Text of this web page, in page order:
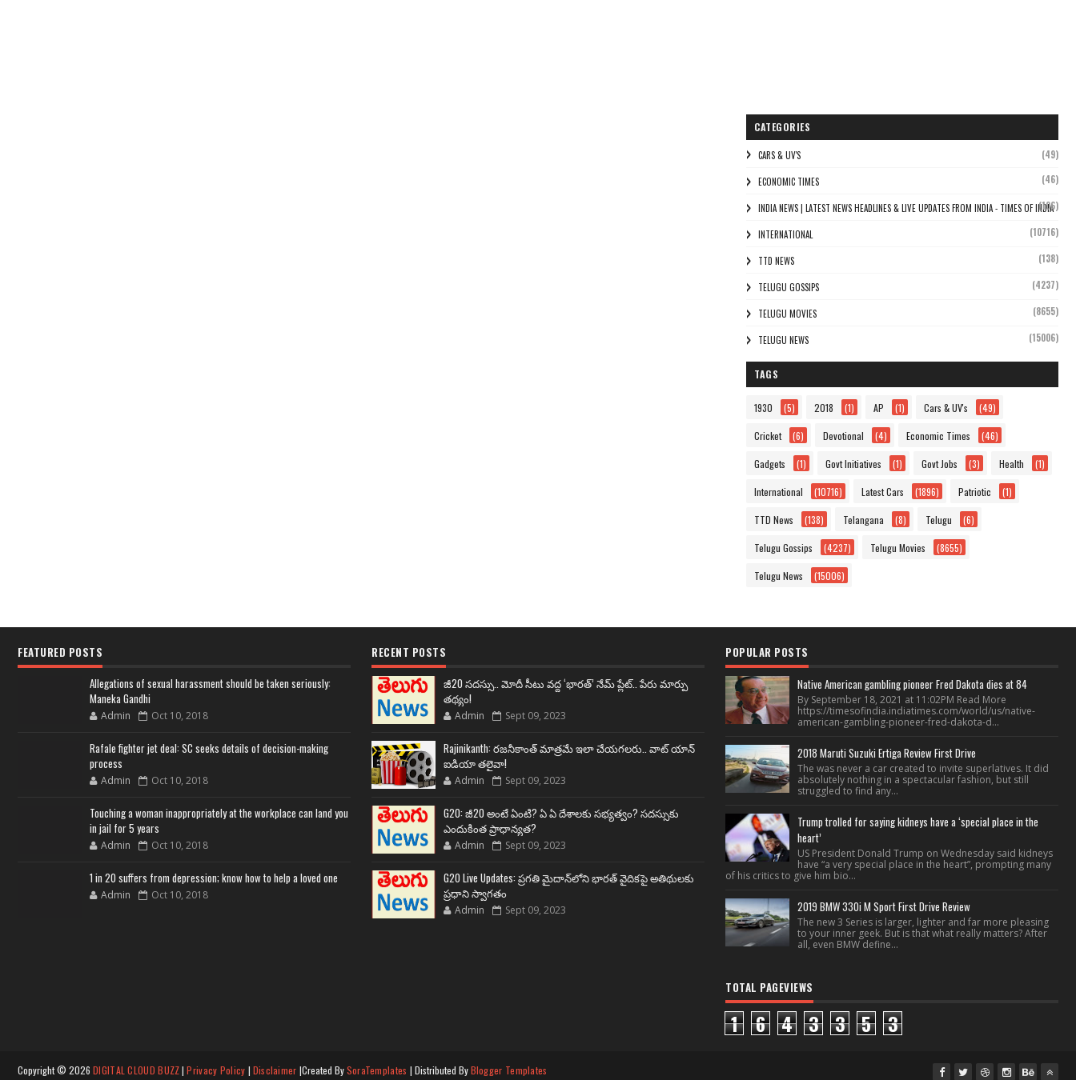
CATEGORIES
CARS & UV'S (49)
ECONOMIC TIMES (46)
INDIA NEWS | LATEST NEWS HEADLINES & LIVE UPDATES FROM INDIA - TIMES OF INDIA
(106)
INTERNATIONAL (10716)
TTD NEWS (138)
TELUGU GOSSIPS (4237)
TELUGU MOVIES (8655)
TELUGU NEWS (15006)
TAGS
1930 (5) 2018 (1) AP (1) Cars & UV's (49)
Cricket (6) Devotional (4) Economic Times (46)
Gadgets (1) Govt Initiatives (1) Govt Jobs (3) Health (1)
International (10716) Latest Cars (1896) Patriotic (1)
TTD News (138) Telangana (8) Telugu (6)
Telugu Gossips (4237) Telugu Movies (8655)
Telugu News (15006)
FEATURED POSTS
Allegations of sexual harassment should be taken seriously:
Maneka Gandhi
Admin Oct 10, 2018
Rafale fighter jet deal: SC seeks details of decision-making
process
Admin Oct 10, 2018
Touching a woman inappropriately at the workplace can land you
in jail for 5 years
Admin Oct 10, 2018
1 in 20 suffers from depression; know how to help a loved one
Admin Oct 10, 2018
RECENT POSTS
జీ20 సదస్సు.. మోదీ సీటు వద్ద ‘భారత్’ నేమ్ ప్లేట్‌.. పేరు మార్పు
తథ్యం!
Admin Sept 09, 2023
Rajinikanth: రజనీకాంత్ మాత్రమే ఇలా చేయగలరు.. వాట్ యాన్
ఐడియా తలైవా!
Admin Sept 09, 2023
G20: జీ20 అంటే ఏంటి? ఏ ఏ దేశాలకు సభ్యత్వం? సదస్సుకు
ఎందుకింత ప్రాధాన్యత?
Admin Sept 09, 2023
G20 Live Updates: ప్రగతి మైదాన్‌లోని భారత్ వైదికపై అతిథులకు
ప్రధాని స్వాగతం
Admin Sept 09, 2023
POPULAR POSTS
Native American gambling pioneer Fred Dakota dies at 84
By September 18, 2021 at 11:02PM Read More
https://timesofindia.indiatimes.com/world/us/native-
american-gambling-pioneer-fred-dakota-d...
2018 Maruti Suzuki Ertiga Review First Drive
The was never a car created to invite superlatives. It did
absolutely nothing in a spectacular fashion, but still
struggled to find any...
Trump trolled for saying kidneys have a ‘special place in the
heart’
US President Donald Trump on Wednesday said kidneys
have “a very special place in the heart”, prompting many
of his critics to give him bio...
2019 BMW 330i M Sport First Drive Review
The new 3 Series is larger, lighter and far more pleasing
to your inner geek. But is that what really matters? After
all, even BMW define...
TOTAL PAGEVIEWS
1 6 4 3 3 5 3
Copyright © 2026 DIGITAL CLOUD BUZZ|Privacy Policy | Disclaimer |Created BySoraTemplates | Distributed ByBlogger Templates